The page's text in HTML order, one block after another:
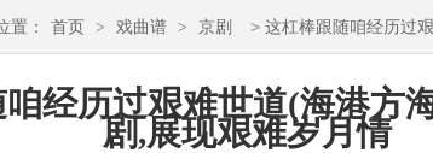
置： 首页 > 戏曲谱 > 京剧 > 这杠棒跟随咱经历过
经历过艰难世道(海港方
剧,展现艰难岁月情